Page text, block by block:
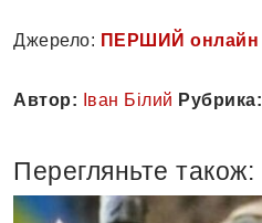
Джерело: ПЕРШИЙ онлайн
Автор: Іван Білий Рубрика:
Перегляньте також: